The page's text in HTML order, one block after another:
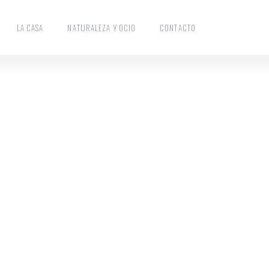
LA CASA NATURALEZA Y OCIO CONTACTO